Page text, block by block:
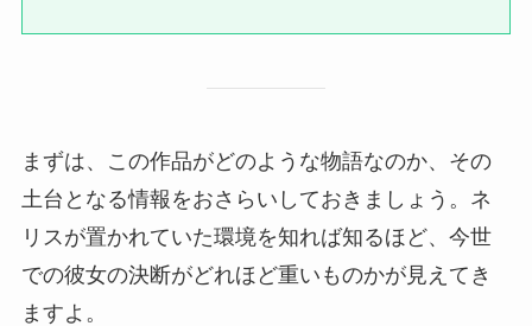
まずは、この作品がどのような物語なのか、その
土台となる情報をおさらいしておきましょう。ネ
リスが置かれていた環境を知れば知るほど、今世
での彼女の決断がどれほど重いものかが見えてき
ますよ。